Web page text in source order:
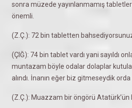
sonra müzede yayınlanmamış
önemli.
(Z.Ç.): 72 bin tabletten
(ÇIĞ): 74 bin tablet vardı yani sayıldı
muntazam böyle odalar dolaplar
alındı. İnanın eğer biz gitmeseydik
(Z.Ç.): Muazzam bir öngörü Atatürk’ün